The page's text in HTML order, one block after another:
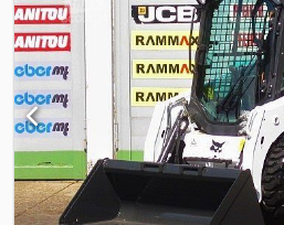
varv/min), SKOPA (bredd: ca 1 100 mm)
HYDRAULIK, nyttolast: 318 kg,
överlastningshöjd: 2 399 mm,
FÖRARKABIN, ROPS / FOPS,
däck: BOBCAT TERRÄNGDÄCK (23 x
Transportsmått: Längd: ca 2 472 mm
bredd: ca 1 100 mm, höjd: ca 1 814
MÖJLIG / TRANSPORT BILLIGT
BEHÖVER ENDAST NETTOPRISET
Aqel D Rmfstsck